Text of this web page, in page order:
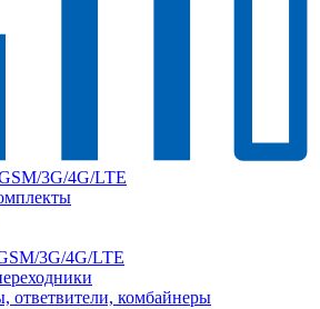
3G/4G/LTE
3G/4G/LTE
ответвители, комбайнеры